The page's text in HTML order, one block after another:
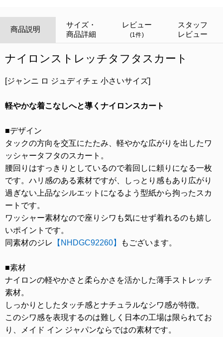
商品説明
サイズ・
商品詳細
レビュー
(1件)
スタッフ
レビュー
ナイロンストレッチタフタスカート
[ジャンニ ロ ジュディチェ 小さいサイズ]
軽やかな着こなしへと導くナイロンスカート
■デザイン
タックの方向を交互にたたみ、軽やかな広がりを出したワ
ッシャータフタのスカート。
腰回りはすっきりとしているので着回しに頼りになる一枚
です。ハリ感のある素材ですが、しっとり感もあり広がり
過ぎない上品なシルエットになるよう型紙から拘ったスカ
ートです。
ワッシャー素材なので座りシワも気にせず着れるのも嬉し
いポイントです。
同素材のジレ
【NHDGC92260】 もございます。
■素材
ナイロンの軽やかさと柔らかさを活かした薄手ストレッチ
素材。
しっかりとしたタッチ感とナチュラルなシワ感が特徴。
このシワ感を表現するのは難しく日本の工場は限られてお
り、メイド イン ジャパンならではの素材です。